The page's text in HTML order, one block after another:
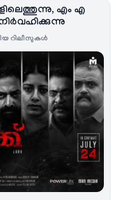
എം എ
റിലീസുകള്‍